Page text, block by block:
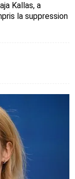
Kallas, a
la suppression